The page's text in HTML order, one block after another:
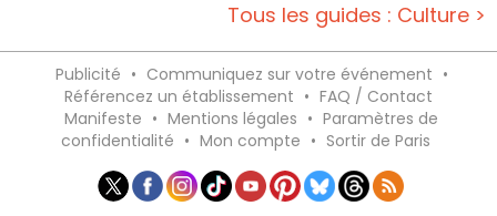
Tous les guides : Culture >
Publicité • Communiquez sur votre événement •
Référencez un établissement • FAQ / Contact
Manifeste • Mentions légales • Paramètres de
confidentialité • Mon compte • Sortir de Paris